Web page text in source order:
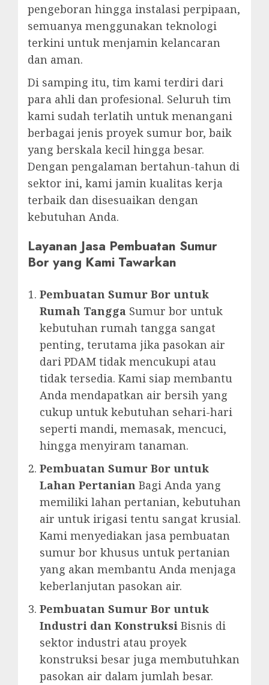
pengeboran hingga instalasi perpipaan,
semuanya menggunakan teknologi
terkini untuk menjamin kelancaran
dan aman.
Di samping itu, tim kami terdiri dari
para ahli dan profesional. Seluruh tim
kami sudah terlatih untuk menangani
berbagai jenis proyek sumur bor, baik
yang berskala kecil hingga besar.
Dengan pengalaman bertahun-tahun di
sektor ini, kami jamin kualitas kerja
terbaik dan disesuaikan dengan
kebutuhan Anda.
Layanan Jasa Pembuatan Sumur
Bor yang Kami Tawarkan
Pembuatan Sumur Bor untuk
Rumah Tangga Sumur bor untuk
kebutuhan rumah tangga sangat
penting, terutama jika pasokan air
dari PDAM tidak mencukupi atau
tidak tersedia. Kami siap membantu
Anda mendapatkan air bersih yang
cukup untuk kebutuhan sehari-hari
seperti mandi, memasak, mencuci,
hingga menyiram tanaman.
Pembuatan Sumur Bor untuk
Lahan Pertanian Bagi Anda yang
memiliki lahan pertanian, kebutuhan
air untuk irigasi tentu sangat krusial.
Kami menyediakan jasa pembuatan
sumur bor khusus untuk pertanian
yang akan membantu Anda menjaga
keberlanjutan pasokan air.
Pembuatan Sumur Bor untuk
Industri dan Konstruksi Bisnis di
sektor industri atau proyek
konstruksi besar juga membutuhkan
pasokan air dalam jumlah besar.